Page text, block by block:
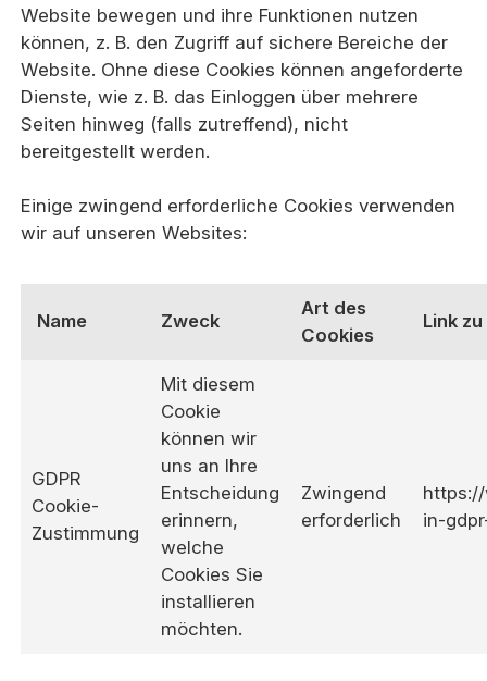
Website bewegen und ihre Funktionen nutzen
können, z. B. den Zugriff auf sichere Bereiche der
Website. Ohne diese Cookies können angeforderte
Dienste, wie z. B. das Einloggen über mehrere
Seiten hinweg (falls zutreffend), nicht
bereitgestellt werden.
Einige zwingend erforderliche Cookies verwenden
wir auf unseren Websites:
Name Zweck
Art des
Cookies
Link
GDPR
Cookie-
Zustimmung
Mit diesem
Cookie
können wir
uns an Ihre
Entscheidung
erinnern,
welche
Cookies Sie
installieren
möchten.
Zwingend
erforderlich
in-